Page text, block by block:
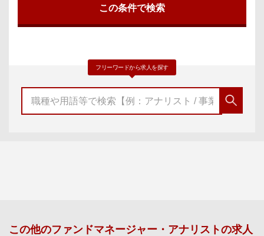
フリーワードから求人を探す
この他のファンドマネージャー・アナリストの求人